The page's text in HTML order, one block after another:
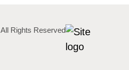
All Rights Reserved